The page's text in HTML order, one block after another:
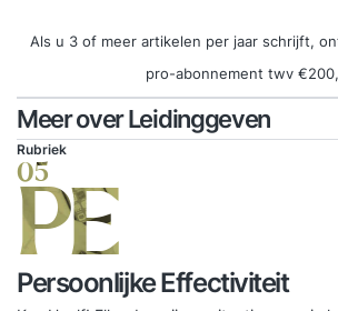
persoonlijke brochure. Daarin kan
inhoudelijk programma vinden
informatie over ons, onze werkwijze
referenties. TrainingKorte sessies die praktisch
ingesteld zijn. Bij jou op locatie of
het prettigst vindt. Van het
Terschelling. SupportNa de training blijft
Supertrainer voor je klaarstaan.
hand-out en persoonlijk actieplan.
Als u 3 of meer artikelen per jaar schrijft,
pro-abonnement twv
Meer over Leidinggeven
Rubriek
05
PE
Persoonlijke Effectiviteit